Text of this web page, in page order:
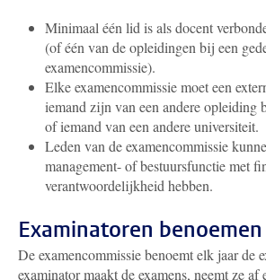
Minimaal één lid is als docent
(of één van de opleidingen bij een
examencommissie).
Elke examencommissie moet een
iemand zijn van een andere opleiding
of iemand van een andere universiteit.
Leden van de examencommissie
management- of bestuursfunctie met
verantwoordelijkheid hebben.
Examinatoren benoemen
De examencommissie benoemt elk jaar de
examinator maakt de examens, neemt ze af